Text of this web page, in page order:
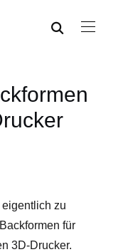
zu
für
3D-Drucker.